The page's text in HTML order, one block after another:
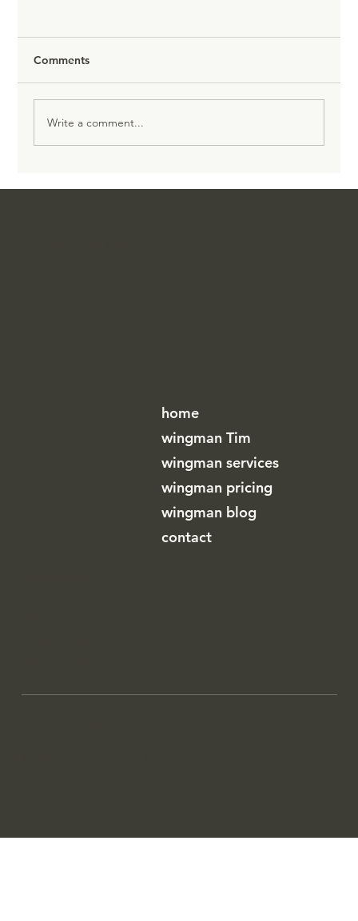
Comments
Write a comment...
home
wingman Tim
wingman services
wingman pricing
wingman blog
contact